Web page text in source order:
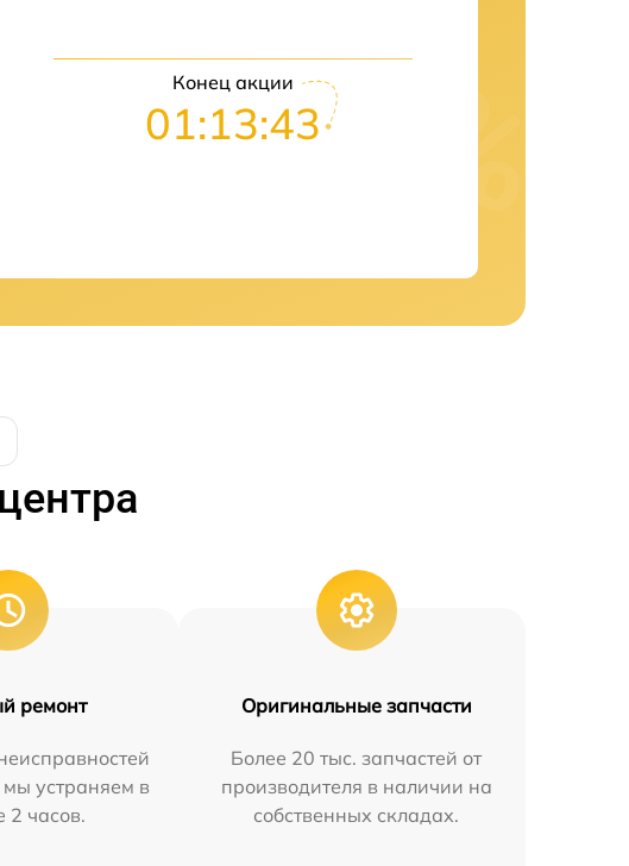
Конец акции
01:13:42
ремонт
устраняем в
2 часов.
Оригинальные запчасти
Более 20 тыс. запчастей от
производителя в наличии на
собственных складах.